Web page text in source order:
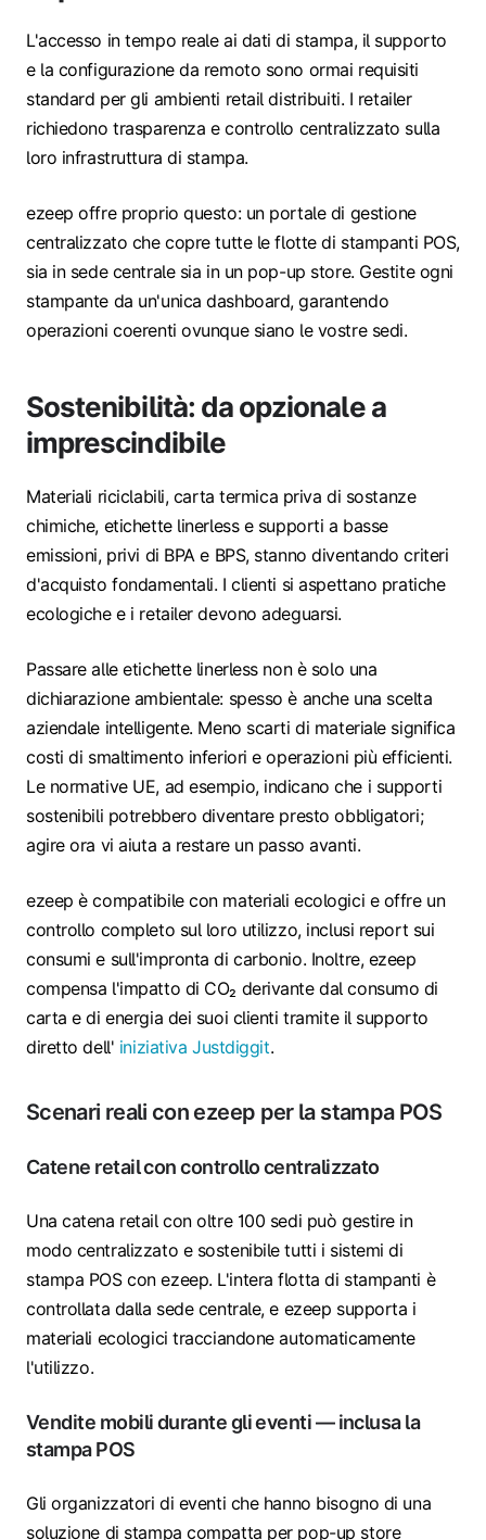
L'accesso in tempo reale ai dati di stampa, il supporto
e la configurazione da remoto sono ormai requisiti
standard per gli ambienti retail distribuiti. I retailer
richiedono trasparenza e controllo centralizzato sulla
loro infrastruttura di stampa.
ezeep offre proprio questo: un portale di gestione
centralizzato che copre tutte le flotte di stampanti POS,
sia in sede centrale sia in un pop-up store. Gestite ogni
stampante da un'unica dashboard, garantendo
operazioni coerenti ovunque siano le vostre sedi.
Sostenibilità: da opzionale a
imprescindibile
Materiali riciclabili, carta termica priva di sostanze
chimiche, etichette linerless e supporti a basse
emissioni, privi di BPA e BPS, stanno diventando criteri
d'acquisto fondamentali. I clienti si aspettano pratiche
ecologiche e i retailer devono adeguarsi.
Passare alle etichette linerless non è solo una
dichiarazione ambientale: spesso è anche una scelta
aziendale intelligente. Meno scarti di materiale significa
costi di smaltimento inferiori e operazioni più efficienti.
Le normative UE, ad esempio, indicano che i supporti
sostenibili potrebbero diventare presto obbligatori;
agire ora vi aiuta a restare un passo avanti.
ezeep è compatibile con materiali ecologici e offre un
controllo completo sul loro utilizzo, inclusi report sui
consumi e sull'impronta di carbonio. Inoltre, ezeep
compensa l'impatto di CO₂ derivante dal consumo di
carta e di energia dei suoi clienti tramite il supporto
diretto dell' iniziativa Justdiggit.
Scenari reali con ezeep per la stampa POS
Catene retail con controllo centralizzato
Una catena retail con oltre 100 sedi può gestire in
modo centralizzato e sostenibile tutti i sistemi di
stampa POS con ezeep. L'intera flotta di stampanti è
controllata dalla sede centrale, e ezeep supporta i
materiali ecologici tracciandone automaticamente
l'utilizzo.
Vendite mobili durante gli eventi — inclusa la
stampa POS
Gli organizzatori di eventi che hanno bisogno di una
soluzione di stampa compatta per pop-up store